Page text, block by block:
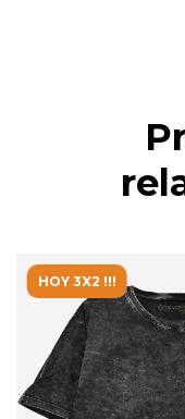
HOY 3X2 !!!